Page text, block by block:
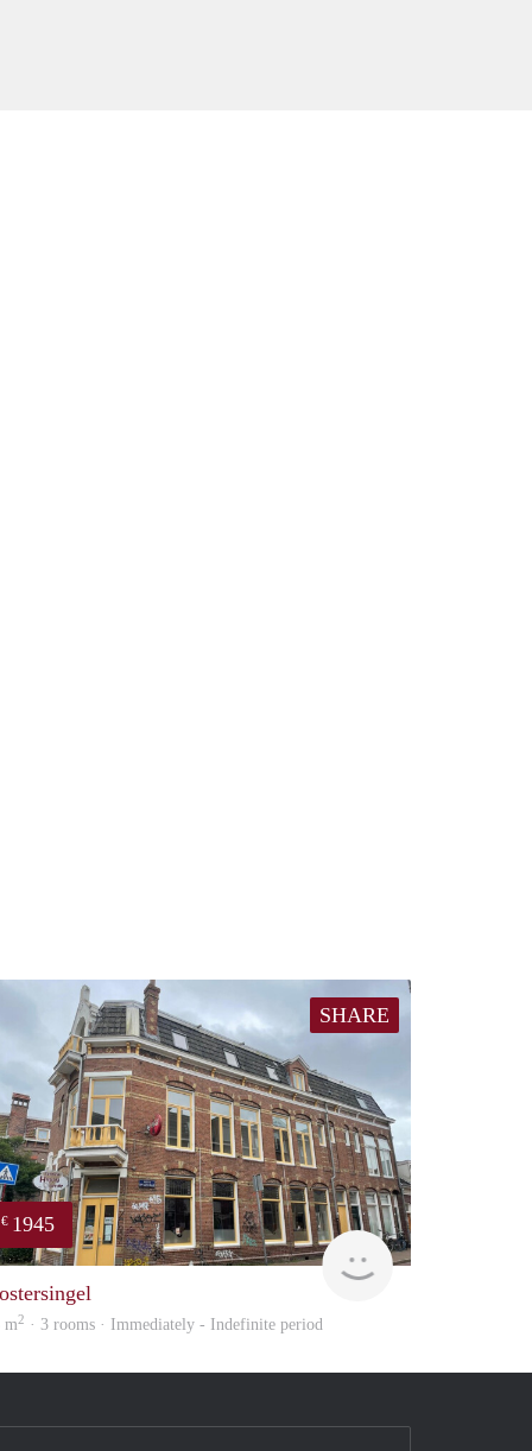
SHARE
€ 1945
GrunoVerhuur
m2 · 3 rooms · Immediately - Indefinite period